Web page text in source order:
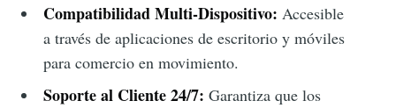
Compatibilidad Multi-Dispositivo: Accesible
a través de aplicaciones de escritorio y móviles
para comercio en movimiento.
Soporte al Cliente 24/7: Garantiza que los